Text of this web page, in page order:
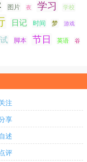
图片 夜 学习 学校
日记 时间 梦 游戏
脚本 节日 英语 谷
注
享
述
评